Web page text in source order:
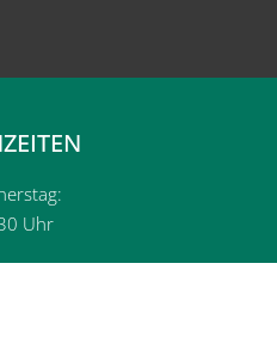
Uhr